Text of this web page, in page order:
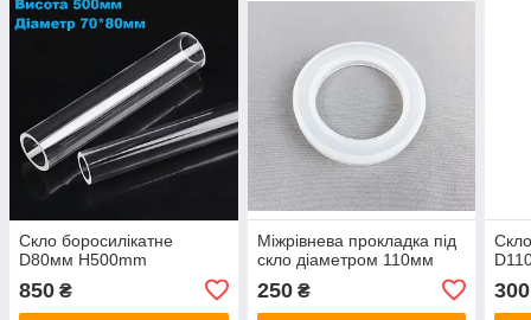
Скло боросилікатне
D80мм H500mm
850 ₴
Міжрівнева прокладка під
скло діаметром 110мм
250₴ 300